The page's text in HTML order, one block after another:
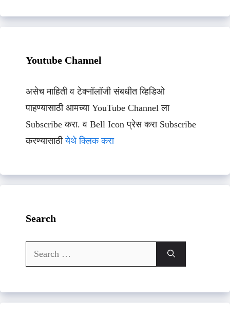
Youtube Channel
असेच माहिती व टेक्नॉलॉजी संबधीत व्हिडिओ
पाहण्यासाठी आमच्या YouTube Channel ला
Subscribe करा. व Bell Icon प्रेस करा Subscribe
करण्यासाठीयेथे क्लिक करा
Search
Search
for: